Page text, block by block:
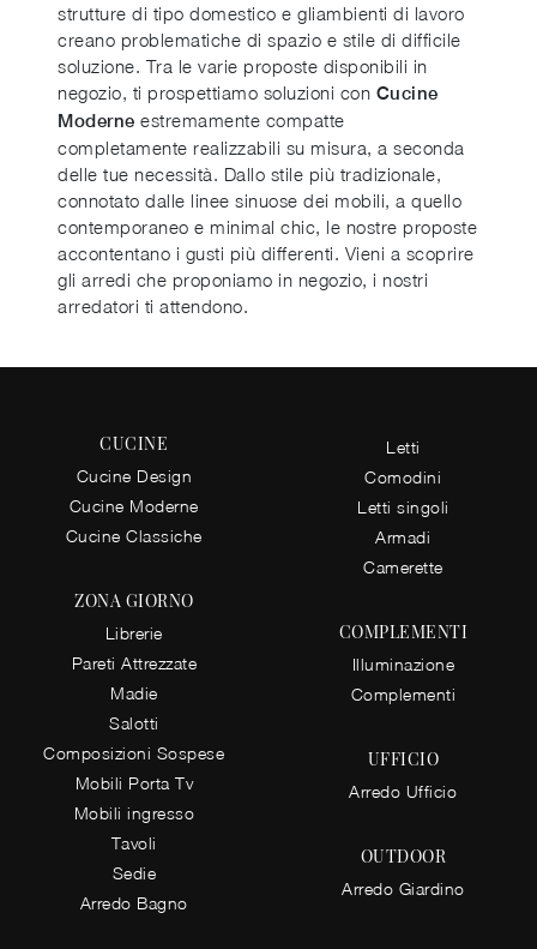
strutture di tipo domestico e gliambienti di lavoro
creano problematiche di spazio e stile di difficile
soluzione. Tra le varie proposte disponibili in
negozio, ti prospettiamo soluzioni con Cucine
Moderne estremamente compatte
completamente realizzabili su misura, a seconda
delle tue necessità. Dallo stile più tradizionale,
connotato dalle linee sinuose dei mobili, a quello
contemporaneo e minimal chic, le nostre proposte
accontentano i gusti più differenti. Vieni a scoprire
gli arredi che proponiamo in negozio, i nostri
arredatori ti attendono.
CUCINE
Cucine Design
Cucine Moderne
Cucine Classiche
ZONA GIORNO
Librerie
Pareti Attrezzate
Madie
Salotti
Composizioni Sospese
Mobili Porta Tv
Mobili ingresso
Tavoli
Sedie
Arredo Bagno
Letti
Comodini
Letti singoli
Armadi
Camerette
COMPLEMENTI
Illuminazione
Complementi
UFFICIO
Arredo Ufficio
OUTDOOR
Arredo Giardino